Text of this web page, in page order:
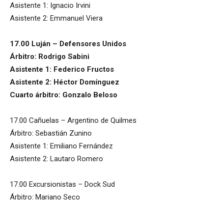
Asistente 1: Ignacio Irvini
Asistente 2: Emmanuel Viera
17.00 Luján – Defensores Unidos
Árbitro: Rodrigo Sabini
Asistente 1: Federico Fructos
Asistente 2: Héctor Domínguez
Cuarto árbitro: Gonzalo Beloso
17.00 Cañuelas – Argentino de Quilmes
Árbitro: Sebastián Zunino
Asistente 1: Emiliano Fernández
Asistente 2: Lautaro Romero
17.00 Excursionistas – Dock Sud
Árbitro: Mariano Seco